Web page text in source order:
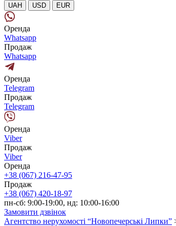
UAH USD EUR
Оренда
Whatsapp
Продаж
Whatsapp
Оренда
Telegram
Продаж
Telegram
Оренда
Viber
Продаж
Viber
Оренда
+38 (067) 216-47-95
Продаж
+38 (067) 420-18-97
пн-сб: 9:00-19:00, нд: 10:00-16:00
Замовити дзвінок
Агентство нерухомості “Новопечерські Липки”